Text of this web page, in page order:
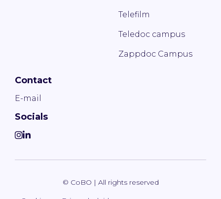
Telefilm
Teledoc campus
Zappdoc Campus
Contact
E-mail
Socials
© CoBO | All rights reserved